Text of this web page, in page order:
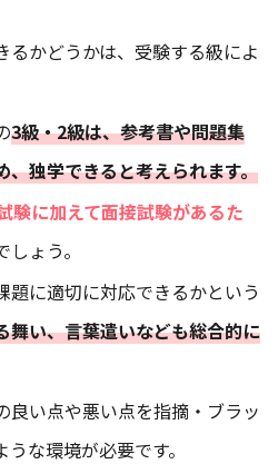
るかどうかは、受験する級によ
3級・2級は、参考書や問題集
、独学できると考えられます。
験に加えて面接試験があるた
しょう。
題に適切に対応できるかという
舞い、言葉遣いなども総合的に
良い点や悪い点を指摘・ブラッ
な環境が必要です。